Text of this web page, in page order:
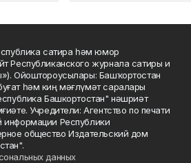
сатира һәм юмор
Республиканского журнала сатиры и
Ойоштороусылары: Башҡортостан
һәм киң мәғлүмәт саралары
Башкортостан" нәшриәт
Учредители: Агентство по печати
Республики
общество Издательский дом
данных